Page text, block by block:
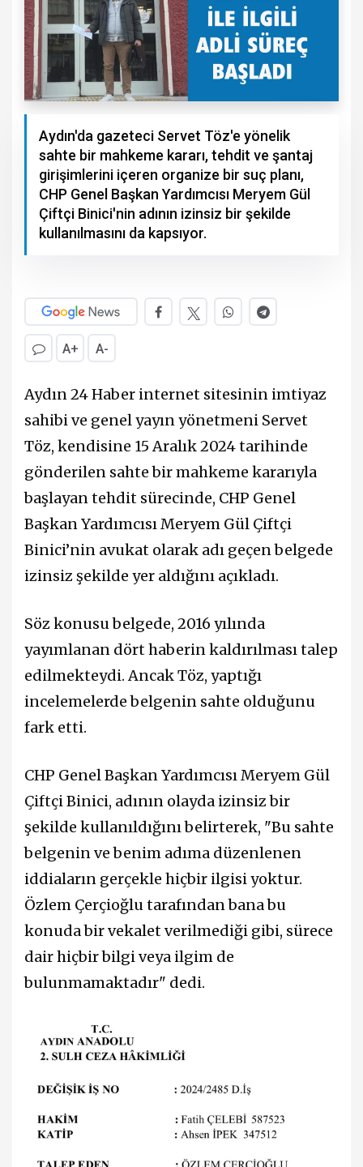
Aydın'da gazeteci Servet Töz'e yönelik
sahte bir mahkeme kararı, tehdit ve şantaj
girişimlerini içeren organize bir suç planı,
CHP Genel Başkan Yardımcısı Meryem Gül
Çiftçi Binici'nin adının izinsiz bir şekilde
kullanılmasını da kapsıyor.
A+ A-
Aydın 24 Haber internet sitesinin imtiyaz
sahibi ve genel yayın yönetmeni Servet
Töz, kendisine 15 Aralık 2024 tarihinde
gönderilen sahte bir mahkeme kararıyla
başlayan tehdit sürecinde, CHP Genel
Başkan Yardımcısı Meryem Gül Çiftçi
Binici’nin avukat olarak adı geçen belgede
izinsiz şekilde yer aldığını açıkladı.
Söz konusu belgede, 2016 yılında
yayımlanan dört haberin kaldırılması talep
edilmekteydi. Ancak Töz, yaptığı
incelemelerde belgenin sahte olduğunu
fark etti.
CHP Genel Başkan Yardımcısı Meryem Gül
Çiftçi Binici, adının olayda izinsiz bir
şekilde kullanıldığını belirterek, "Bu sahte
belgenin ve benim adıma düzenlenen
iddiaların gerçekle hiçbir ilgisi yoktur.
Özlem Çerçioğlu tarafından bana bu
konuda bir vekalet verilmediği gibi, sürece
dair hiçbir bilgi veya ilgim de
bulunmamaktadır" dedi.